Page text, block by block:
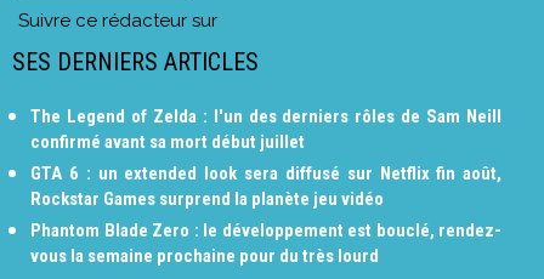
Suivre ce rédacteur sur
SES DERNIERS ARTICLES
The Legend of Zelda : l'un des derniers rôles de Sam Neill
confirmé avant sa mort début juillet
GTA 6 : un extended look sera diffusé sur Netflix fin août,
Rockstar Games surprend la planète jeu vidéo
Phantom Blade Zero : le développement est bouclé, rendez-
vous la semaine prochaine pour du très lourd